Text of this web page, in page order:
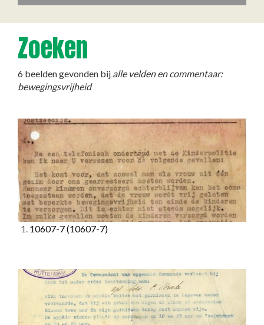
Zoeken
6 beelden gevonden bij alle velden en commentaar:
bewegingsvrijheid
1. 10607-7(10607-7)